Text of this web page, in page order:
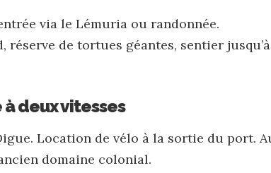
via le Lémuria ou randonnée.
de tortues géantes, sentier jusqu’à
à deux vitesses
Location de vélo à la sortie du port.
domaine colonial.